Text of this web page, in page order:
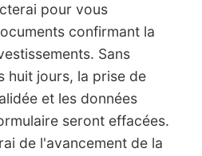
pour vous
confirmant la
Sans
huit jours, la prise de
et les données
seront effacées.
de l'avancement de la